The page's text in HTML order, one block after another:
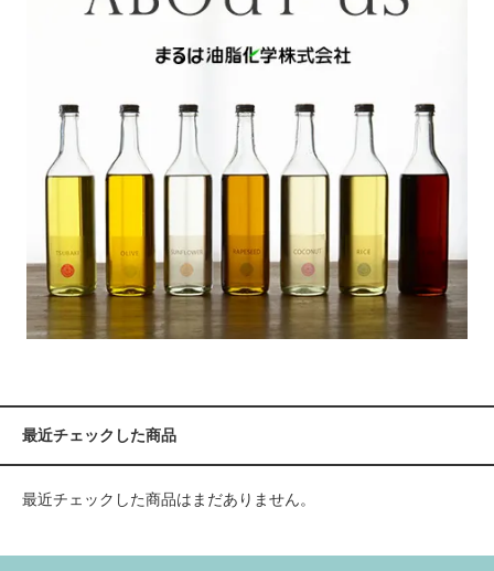
最近チェックした商品
最近チェックした商品はまだありません。